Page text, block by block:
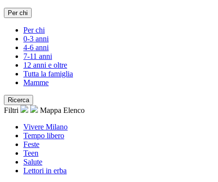
Per chi
Per chi
0-3 anni
4-6 anni
7-11 anni
12 anni e oltre
Tutta la famiglia
Mamme
Ricerca
Filtri Mappa Elenco
Vivere Milano
Tempo libero
Feste
Teen
Salute
Lettori in erba